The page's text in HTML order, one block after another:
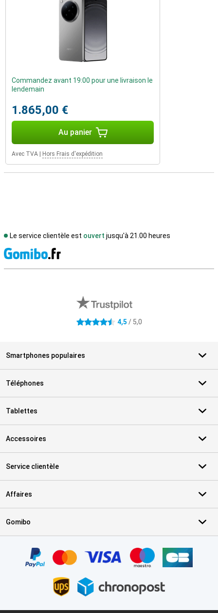
Commandez avant 19:00 pour une livraison le
lendemain
1.865,00 €
Au panier
Avec TVA Hors Frais d'expédition
Le service clientèle est ouvert jusqu'à 21.00 heures
4.5 étoiles 4,5 / 5,0
Smartphones populaires
Téléphones
Tablettes
Accessoires
Service clientèle
Affaires
Gomibo